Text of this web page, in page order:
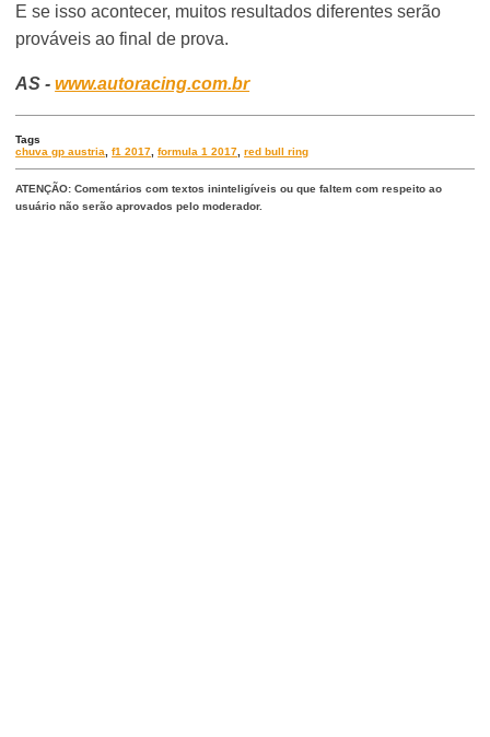
E se isso acontecer, muitos resultados diferentes serão
prováveis ao final de prova.
AS -www.autoracing.com.br
Tags
chuva gp austria
,f1 2017 ,formula 1 2017 ,red bull ring
ATENÇÃO: Comentários com textos ininteligíveis ou que faltem com respeito ao
usuário não serão aprovados pelo moderador.